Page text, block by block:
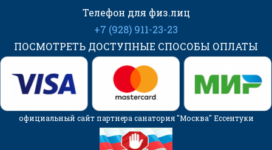
Телефон для физ.лиц
+7 (928) 911-23-23
ПОСМОТРЕТЬ ДОСТУПНЫЕ СПОСОБЫ ОПЛАТЫ
официальный сайт партнера санатория "Москва" Ессентуки